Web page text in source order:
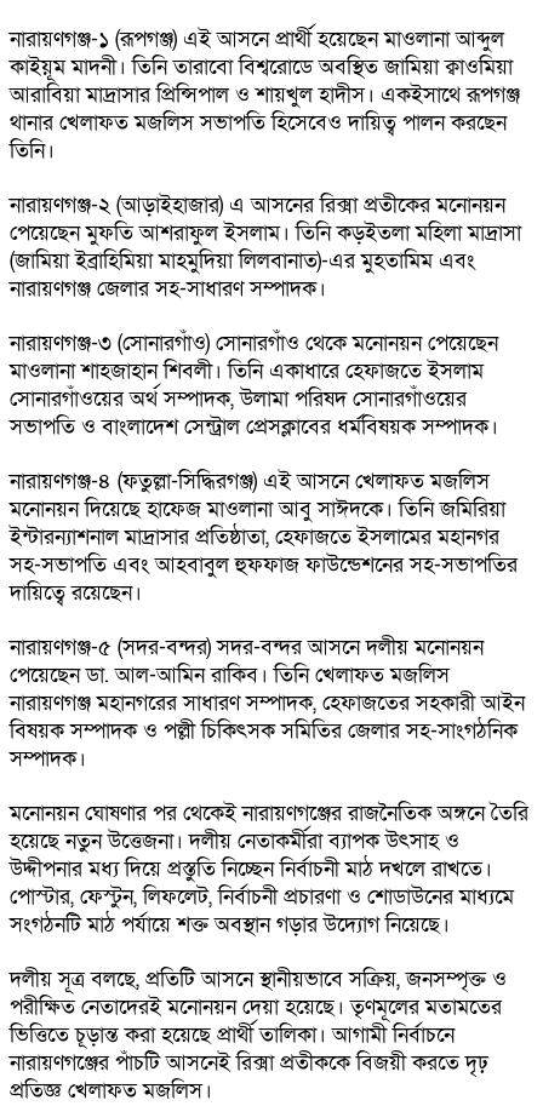
নারায়ণগঞ্জ-১ (রূপগঞ্জ) এই আসনে প্রার্থী হয়েছেন মাওলানা আব্দুল
কাইয়ূম মাদনী। তিনি তারাবো বিশ্বরোডে অবস্থিত জামিয়া ক্বাওমিয়া
আরাবিয়া মাদ্রাসার প্রিন্সিপাল ও শায়খুল হাদীস। একইসাথে রূপগঞ্জ
থানার খেলাফত মজলিস সভাপতি হিসেবেও দায়িত্ব পালন করছেন
তিনি।
নারায়ণগঞ্জ-২ (আড়াইহাজার) এ আসনের রিক্সা প্রতীকের মনোনয়ন
পেয়েছেন মুফতি আশরাফুল ইসলাম। তিনি কড়ইতলা মহিলা মাদ্রাসা
(জামিয়া ইব্রাহিমিয়া মাহমুদিয়া লিলবানাত)-এর মুহতামিম এবং
নারায়ণগঞ্জ জেলার সহ-সাধারণ সম্পাদক।
নারায়ণগঞ্জ-৩ (সোনারগাঁও) সোনারগাঁও থেকে মনোনয়ন পেয়েছেন
মাওলানা শাহজাহান শিবলী। তিনি একাধারে হেফাজতে ইসলাম
সোনারগাঁওয়ের অর্থ সম্পাদক, উলামা পরিষদ সোনারগাঁওয়ের
সভাপতি ও বাংলাদেশ সেন্ট্রাল প্রেসক্লাবের ধর্মবিষয়ক সম্পাদক।
নারায়ণগঞ্জ-৪ (ফতুল্লা-সিদ্ধিরগঞ্জ) এই আসনে খেলাফত মজলিস
মনোনয়ন দিয়েছে হাফেজ মাওলানা আবু সাঈদকে। তিনি জমিরিয়া
ইন্টারন্যাশনাল মাদ্রাসার প্রতিষ্ঠাতা, হেফাজতে ইসলামের মহানগর
সহ-সভাপতি এবং আহবাবুল হুফফাজ ফাউন্ডেশনের সহ-সভাপতির
দায়িত্বে রয়েছেন।
নারায়ণগঞ্জ-৫ (সদর-বন্দর) সদর-বন্দর আসনে দলীয় মনোনয়ন
পেয়েছেন ডা. আল-আমিন রাকিব। তিনি খেলাফত মজলিস
নারায়ণগঞ্জ মহানগরের সাধারণ সম্পাদক, হেফাজতের সহকারী আইন
বিষয়ক সম্পাদক ও পল্লী চিকিৎসক সমিতির জেলার সহ-সাংগঠনিক
সম্পাদক।
মনোনয়ন ঘোষণার পর থেকেই নারায়ণগঞ্জের রাজনৈতিক অঙ্গনে তৈরি
হয়েছে নতুন উত্তেজনা। দলীয় নেতাকর্মীরা ব্যাপক উৎসাহ ও
উদ্দীপনার মধ্য দিয়ে প্রস্তুতি নিচ্ছেন নির্বাচনী মাঠ দখলে রাখতে।
পোস্টার, ফেস্টুন, লিফলেট, নির্বাচনী প্রচারণা ও শোডাউনের মাধ্যমে
সংগঠনটি মাঠ পর্যায়ে শক্ত অবস্থান গড়ার উদ্যোগ নিয়েছে।
দলীয় সূত্র বলছে, প্রতিটি আসনে স্থানীয়ভাবে সক্রিয়, জনসম্পৃক্ত ও
পরীক্ষিত নেতাদেরই মনোনয়ন দেয়া হয়েছে। তৃণমূলের মতামতের
ভিত্তিতে চূড়ান্ত করা হয়েছে প্রার্থী তালিকা। আগামী নির্বাচনে
নারায়ণগঞ্জের পাঁচটি আসনেই রিক্সা প্রতীককে বিজয়ী করতে দৃঢ়
প্রতিজ্ঞ খেলাফত মজলিস।